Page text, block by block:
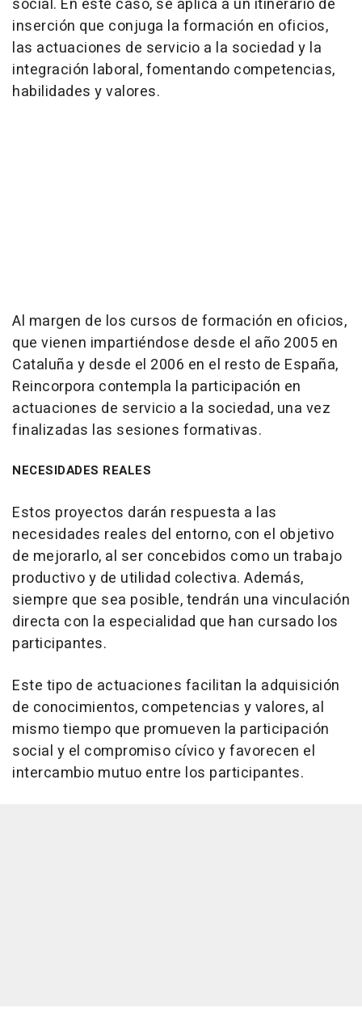
social. En este caso, se aplica a un itinerario de
inserción que conjuga la formación en oficios,
las actuaciones de servicio a la sociedad y la
integración laboral, fomentando competencias,
habilidades y valores.
Al margen de los cursos de formación en oficios,
que vienen impartiéndose desde el año 2005 en
Cataluña y desde el 2006 en el resto de España,
Reincorpora contempla la participación en
actuaciones de servicio a la sociedad, una vez
finalizadas las sesiones formativas.
NECESIDADES REALES
Estos proyectos darán respuesta a las
necesidades reales del entorno, con el objetivo
de mejorarlo, al ser concebidos como un trabajo
productivo y de utilidad colectiva. Además,
siempre que sea posible, tendrán una vinculación
directa con la especialidad que han cursado los
participantes.
Este tipo de actuaciones facilitan la adquisición
de conocimientos, competencias y valores, al
mismo tiempo que promueven la participación
social y el compromiso cívico y favorecen el
intercambio mutuo entre los participantes.